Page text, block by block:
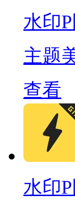
水印P
主题
查看
水印P